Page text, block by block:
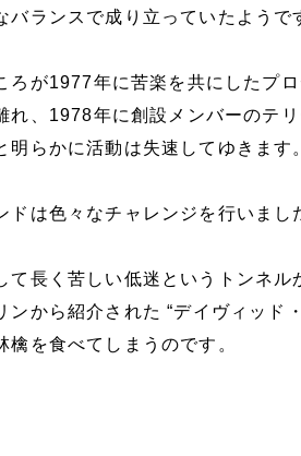
バランスで成り立っていたようで
ろが1977年に苦楽を共にしたプ
れ、1978年に創設メンバーのテ
明らかに活動は失速してゆきます
ドは色々なチャレンジを行いまし
て長く苦しい低迷というトンネ
ンから紹介された “デイヴィッド
檎を食べてしまうのです。